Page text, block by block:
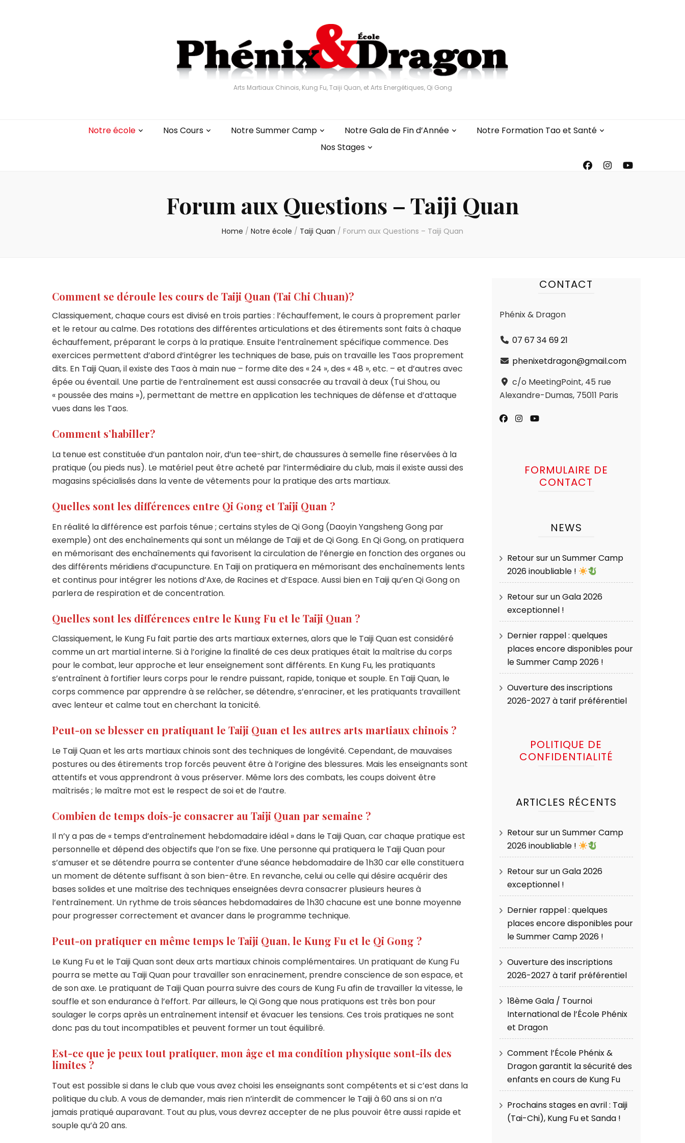
Arts Martiaux Chinois, Kung Fu, Taiji Quan, et Arts Energétiques, Qi Gong
Notre école Nos Cours Notre Summer Camp Notre Gala de Fin d’Année
Notre Formation Tao et Santé
Nos Stages
Forum aux Questions – Taiji Quan
Home / Notre école / Taiji Quan / Forum aux Questions – Taiji Quan
Comment se déroule les cours de Taiji Quan (Tai Chi Chuan)?
Classiquement, chaque cours est divisé en trois parties : l’échauffement, le cours à proprement parler
et le retour au calme. Des rotations des différentes articulations et des étirements sont faits à chaque
échauffement, préparant le corps à la pratique. Ensuite l’entraînement spécifique commence. Des
exercices permettent d’abord d’intégrer les techniques de base, puis on travaille les Taos proprement
dits. En Taiji Quan, il existe des Taos à main nue – forme dite des « 24 », des « 48 », etc. – et d’autres avec
épée ou éventail. Une partie de l’entraînement est aussi consacrée au travail à deux (Tui Shou, ou
« poussée des mains »), permettant de mettre en application les techniques de défense et d’attaque
vues dans les Taos.
Comment s’habiller?
La tenue est constituée d’un pantalon noir, d’un tee-shirt, de chaussures à semelle fine réservées à la
pratique (ou pieds nus). Le matériel peut être acheté par l’intermédiaire du club, mais il existe aussi des
magasins spécialisés dans la vente de vêtements pour la pratique des arts martiaux.
Quelles sont les différences entre Qi Gong et Taiji Quan ?
En réalité la différence est parfois ténue ; certains styles de Qi Gong (Daoyin Yangsheng Gong par
exemple) ont des enchaînements qui sont un mélange de Taiji et de Qi Gong. En Qi Gong, on pratiquera
en mémorisant des enchaînements qui favorisent la circulation de l’énergie en fonction des organes ou
des différents méridiens d’acupuncture. En Taiji on pratiquera en mémorisant des enchaînements lents
et continus pour intégrer les notions d’Axe, de Racines et d’Espace. Aussi bien en Taiji qu’en Qi Gong on
parlera de respiration et de concentration.
Quelles sont les différences entre le Kung Fu et le Taiji Quan ?
Classiquement, le Kung Fu fait partie des arts martiaux externes, alors que le Taiji Quan est considéré
comme un art martial interne. Si à l’origine la finalité de ces deux pratiques était la maîtrise du corps
pour le combat, leur approche et leur enseignement sont différents. En Kung Fu, les pratiquants
s’entraînent à fortifier leurs corps pour le rendre puissant, rapide, tonique et souple. En Taiji Quan, le
corps commence par apprendre à se relâcher, se détendre, s’enraciner, et les pratiquants travaillent
avec lenteur et calme tout en cherchant la tonicité.
Peut-on se blesser en pratiquant le Taiji Quan et les autres arts martiaux chinois ?
Le Taiji Quan et les arts martiaux chinois sont des techniques de longévité. Cependant, de mauvaises
postures ou des étirements trop forcés peuvent être à l’origine des blessures. Mais les enseignants sont
attentifs et vous apprendront à vous préserver. Même lors des combats, les coups doivent être
maîtrisés ; le maître mot est le respect de soi et de l’autre.
Combien de temps dois-je consacrer au Taiji Quan par semaine ?
Il n’y a pas de « temps d’entraînement hebdomadaire idéal » dans le Taiji Quan, car chaque pratique est
personnelle et dépend des objectifs que l’on se fixe. Une personne qui pratiquera le Taiji Quan pour
s’amuser et se détendre pourra se contenter d’une séance hebdomadaire de 1h30 car elle constituera
un moment de détente suffisant à son bien-être. En revanche, celui ou celle qui désire acquérir des
bases solides et une maîtrise des techniques enseignées devra consacrer plusieurs heures à
l’entraînement. Un rythme de trois séances hebdomadaires de 1h30 chacune est une bonne moyenne
pour progresser correctement et avancer dans le programme technique.
Peut-on pratiquer en même temps le Taiji Quan, le Kung Fu et le Qi Gong ?
Le Kung Fu et le Taiji Quan sont deux arts martiaux chinois complémentaires. Un pratiquant de Kung Fu
pourra se mette au Taiji Quan pour travailler son enracinement, prendre conscience de son espace, et
de son axe. Le pratiquant de Taiji Quan pourra suivre des cours de Kung Fu afin de travailler la vitesse, le
souffle et son endurance à l’effort. Par ailleurs, le Qi Gong que nous pratiquons est très bon pour
soulager le corps après un entraînement intensif et évacuer les tensions. Ces trois pratiques ne sont
donc pas du tout incompatibles et peuvent former un tout équilibré.
Est-ce que je peux tout pratiquer, mon âge et ma condition physique sont-ils des
limites ?
Tout est possible si dans le club que vous avez choisi les enseignants sont compétents et si c’est dans la
politique du club. A vous de demander, mais rien n’interdit de commencer le Taiji à 60 ans si on n’a
jamais pratiqué auparavant. Tout au plus, vous devrez accepter de ne plus pouvoir être aussi rapide et
souple qu’à 20 ans.
CONTACT
Phénix & Dragon
07 67 34 69 21
phenixetdragon@gmail.com
c/o MeetingPoint, 45 rue
Alexandre-Dumas, 75011 Paris
FORMULAIRE DE
CONTACT
NEWS
Retour sur un Summer Camp
2026 inoubliable !
Retour sur un Gala 2026
exceptionnel !
Dernier rappel : quelques
places encore disponibles pour
le Summer Camp 2026 !
Ouverture des inscriptions
2026-2027 à tarif préférentiel
POLITIQUE DE
CONFIDENTIALITÉ
ARTICLES RÉCENTS
Retour sur un Summer Camp
2026 inoubliable !
Retour sur un Gala 2026
exceptionnel !
Dernier rappel : quelques
places encore disponibles pour
le Summer Camp 2026 !
Ouverture des inscriptions
2026-2027 à tarif préférentiel
18ème Gala / Tournoi
International de l’École Phénix
et Dragon
Comment l’École Phénix &
Dragon garantit la sécurité des
enfants en cours de Kung Fu
Prochains stages en avril : Taiji
(Tai-Chi), Kung Fu et Sanda !